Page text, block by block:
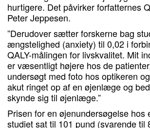
hurtigere. Det påvirker forfatternes
Peter Jeppesen.
”Derudover sætter forskerne bag
ængstelighed (anxiety) til 0,02 i
QALY-målingen for livskvalitet. Mit
er væsentligt højere hos de
undersøgt med foto hos optikeren
akut ringet op af en øjenlæge og
skynde sig til øjenlæge.”
Prisen for en øjenundersøgelse
studiet sat til 101 pund (svarende til